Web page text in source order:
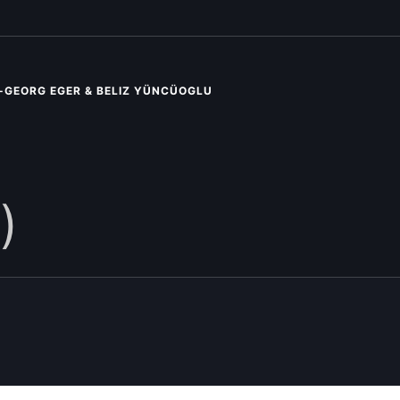
EGER & BELIZ YÜNCÜOGLU